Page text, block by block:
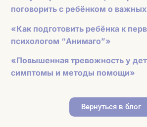
поговорить с ребёнком о
«Как подготовить ребёнка к
психологом “Анимаго”»
«Повышенная тревожность у
симптомы и методы помощи»
Вернуться в блог